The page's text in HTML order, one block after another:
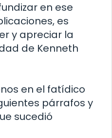
en ese
es
y apreciar la
de Kenneth
en el fatídico
párrafos y
sucedió